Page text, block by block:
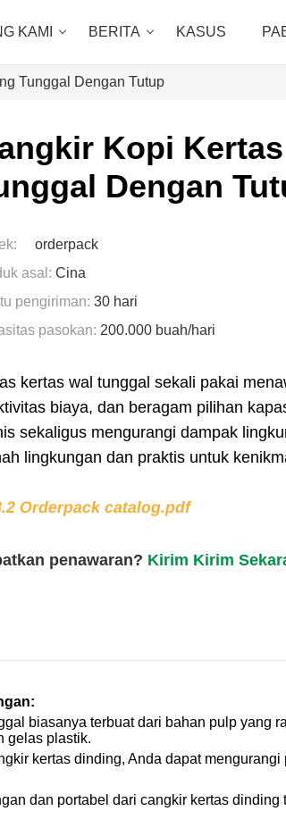
KAMI BERITA KASUS
Tunggal Dengan Tutup
Kopi
Dengan
orderpack
asal: Cina
pengiriman: 30 hari
pasokan: 200.000 buah/hari
kertas wal tunggal sekali pakai
biaya, dan beragam pilihan
sekaligus mengurangi dampak
lingkungan dan praktis untuk
Orderpack catalog.pdf
penawaran? Kirim Kirim
biasanya terbuat dari bahan pulp yang
gelas plastik.
kertas dinding, Anda dapat
dan portabel dari cangkir kertas